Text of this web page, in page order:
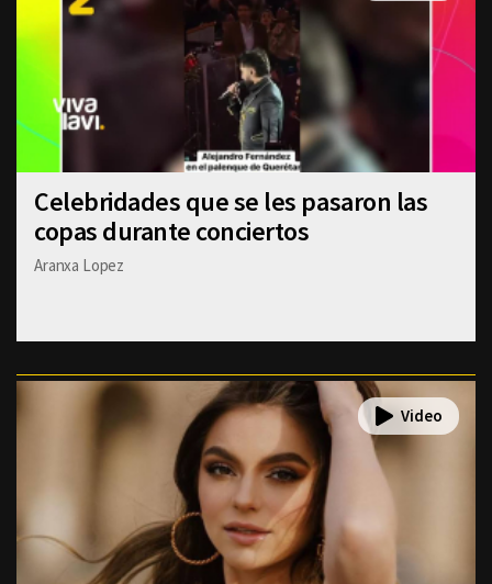
Celebridades que se les pasaron las
copas durante conciertos
Aranxa Lopez